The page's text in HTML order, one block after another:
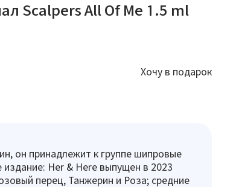
Scalpers All Of Me 1.5 ml
Хочу в подарок
он принадлежит к группе шипровые
Her & Here выпущен в 2023
перец, Танжерин и Роза; средние